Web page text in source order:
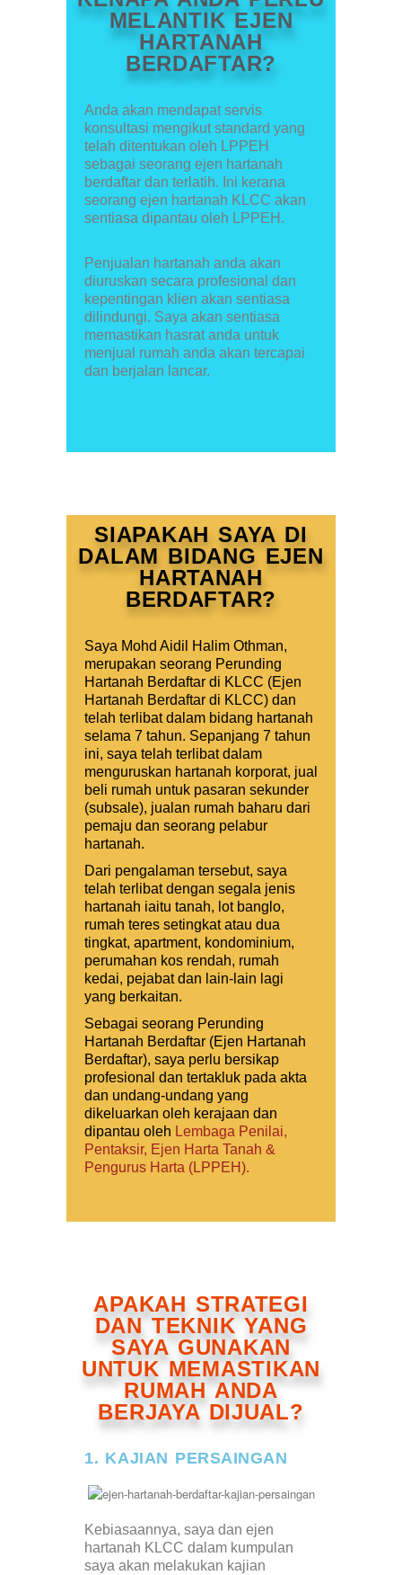
MELANTIK EJEN
HARTANAH
BERDAFTAR?
Anda akan mendapat servis
konsultasi mengikut standard yang
telah ditentukan oleh LPPEH
sebagai seorang ejen hartanah
berdaftar dan terlatih. Ini kerana
seorang ejen hartanah KLCC akan
sentiasa dipantau oleh LPPEH.
Penjualan hartanah anda akan
diuruskan secara profesional dan
kepentingan klien akan sentiasa
dilindungi. Saya akan sentiasa
memastikan hasrat anda untuk
menjual rumah anda akan tercapai
dan berjalan lancar.
SIAPAKAH SAYA DI
DALAM BIDANG EJEN
HARTANAH
BERDAFTAR?
Saya Mohd Aidil Halim Othman,
merupakan seorang Perunding
Hartanah Berdaftar di KLCC (Ejen
Hartanah Berdaftar di KLCC) dan
telah terlibat dalam bidang hartanah
selama 7 tahun. Sepanjang 7 tahun
ini, saya telah terlibat dalam
menguruskan hartanah korporat, jual
beli rumah untuk pasaran sekunder
(subsale), jualan rumah baharu dari
pemaju dan seorang pelabur
hartanah.
Dari pengalaman tersebut, saya
telah terlibat dengan segala jenis
hartanah iaitu tanah, lot banglo,
rumah teres setingkat atau dua
tingkat, apartment, kondominium,
perumahan kos rendah, rumah
kedai, pejabat dan lain-lain lagi
yang berkaitan.
Sebagai seorang Perunding
Hartanah Berdaftar (Ejen Hartanah
Berdaftar), saya perlu bersikap
profesional dan tertakluk pada akta
dan undang-undang yang
dikeluarkan oleh kerajaan dan
dipantau oleh Lembaga Penilai,
Pentaksir, Ejen Harta Tanah &
Pengurus Harta (LPPEH).
APAKAH STRATEGI
DAN TEKNIK YANG
SAYA GUNAKAN
UNTUK MEMASTIKAN
RUMAH ANDA
BERJAYA DIJUAL?
1. KAJIAN PERSAINGAN
Kebiasaannya, saya dan ejen
hartanah KLCC dalam kumpulan
saya akan melakukan kajian